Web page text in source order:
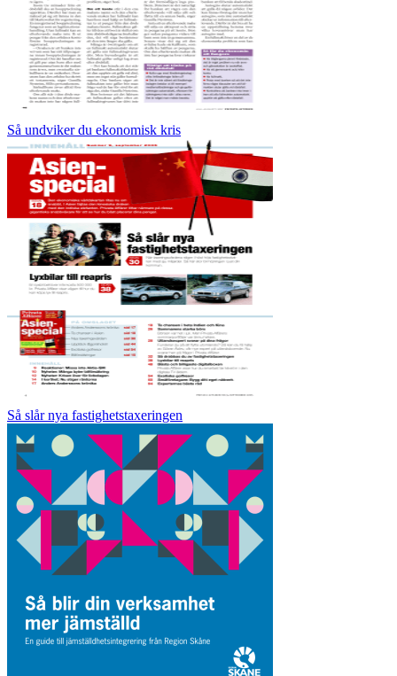
Så undviker du ekonomisk kris
Så slår nya fastighetstaxeringen